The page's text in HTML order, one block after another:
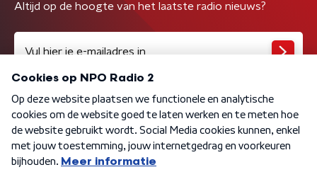
Altijd op de hoogte van het laatste radio nieuws?
Algemene voorwaarden